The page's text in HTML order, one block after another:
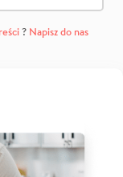
? Napisz do nas